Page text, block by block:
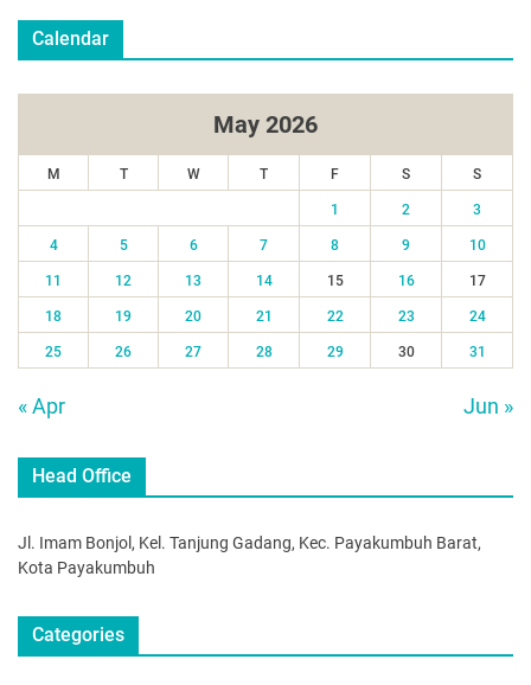
Calendar
May 2026
M T W T F S S
1 2 3
4 5 6 7 8 9 10
11 12 13 14 15 16 17
18 19 20 21 22 23 24
25 26 27 28 29 30 31
« Apr Jun »
Head Office
Jl. Imam Bonjol, Kel. Tanjung Gadang, Kec. Payakumbuh Barat,
Kota Payakumbuh
Categories